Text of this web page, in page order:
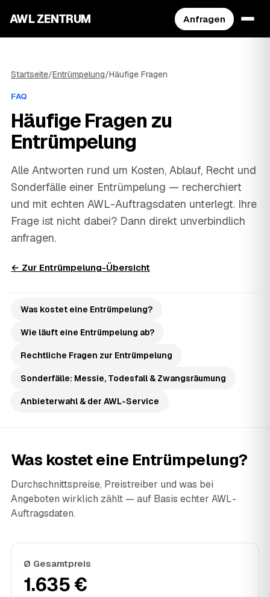
AWL ZENTRUM Anfragen
Startseite/Entrümpelung/Häufige Fragen
FAQ
Häufige Fragen zu
Entrümpelung
Alle Antworten rund um Kosten, Ablauf, Recht und
Sonderfälle einer Entrümpelung — recherchiert
und mit echten AWL-Auftragsdaten unterlegt. Ihre
Frage ist nicht dabei? Dann direkt unverbindlich
anfragen.
← Zur Entrümpelung-Übersicht
Was kostet eine Entrümpelung?
Wie läuft eine Entrümpelung ab?
Rechtliche Fragen zur Entrümpelung
Sonderfälle: Messie, Todesfall & Zwangsräumung
Anbieterwahl & der AWL-Service
Was kostet eine Entrümpelung?
Durchschnittspreise, Preistreiber und was bei
Angeboten wirklich zählt — auf Basis echter AWL-
Auftragsdaten.
Ø Gesamtpreis
1.635 €